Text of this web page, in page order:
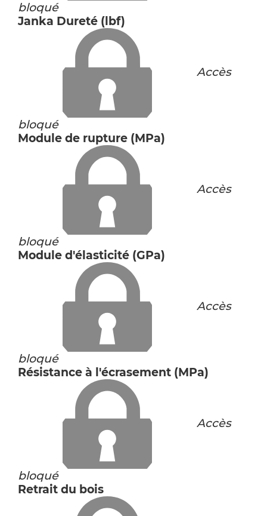
bloqué
Janka Dureté (lbf)
Accès
bloqué
Module de rupture (MPa)
Accès
bloqué
Module d'élasticité (GPa)
Accès
bloqué
Résistance à l'écrasement (MPa)
Accès
bloqué
Retrait du bois